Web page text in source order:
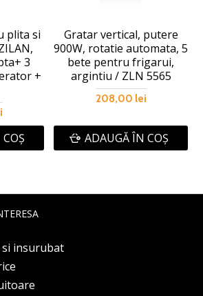
plita si
3
+
Gratar vertical, putere
900W, rotatie automata, 5
bete pentru frigarui,
argintiu / ZLN 5565
208,00 lei
ADAUGĂ ÎN COŞ
insurubat